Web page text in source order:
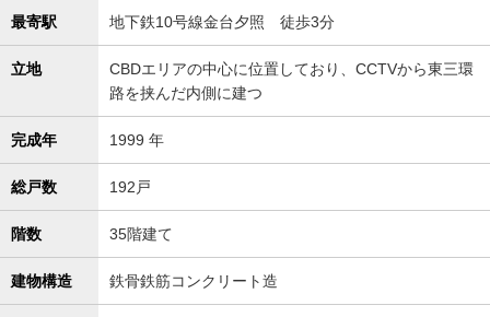
最寄駅 地下鉄10号線金台夕照 徒歩3分
立地
CBDエリアの中心に位置しており、CCTVから東三環
路を挟んだ内側に建つ
完成年 1999 年
総戸数 192戸
階数 35階建て
建物構造 鉄骨鉄筋コンクリート造